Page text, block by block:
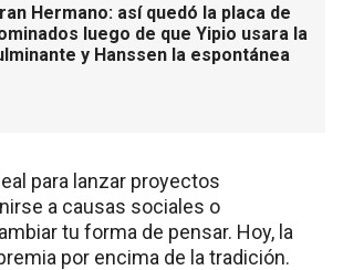
Hermano: así quedó la placa de
luego de que Yipio usara la
y Hanssen la espontánea
para lanzar proyectos
a causas sociales o
tu forma de pensar. Hoy, la
por encima de la tradición.